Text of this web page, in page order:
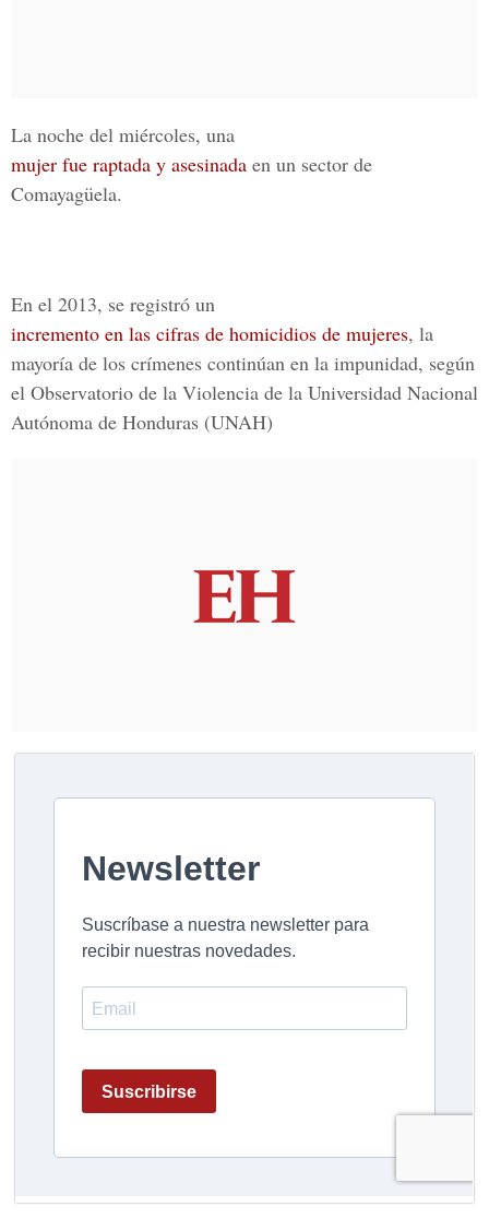
La noche del miércoles, una
mujer fue raptada y asesinada en un sector de
Comayagüela.
En el 2013, se registró un
incremento en las cifras de homicidios de mujeres, la
mayoría de los crímenes continúan en la impunidad, según
el Observatorio de la Violencia de la Universidad Nacional
Autónoma de Honduras (UNAH)